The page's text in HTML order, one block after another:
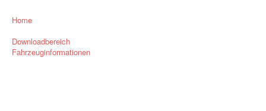
Home
Downloadbereich
Fahrzeuginformationen